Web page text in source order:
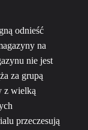
odnieść
na
nie jest
za grupą
z wielką
przeczesują